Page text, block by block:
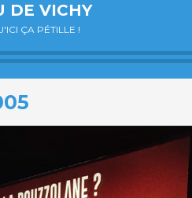
DE VICHY
ÇA PÉTILLE !